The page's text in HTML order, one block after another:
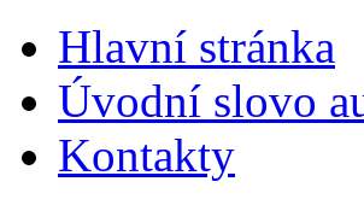
Hlavní stránka
Úvodní slovo
Kontakty